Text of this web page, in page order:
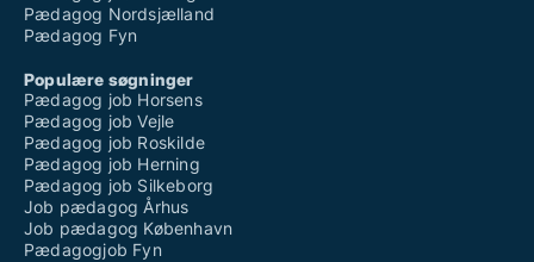
Pædagog Nordsjælland
Pædagog Fyn
Populære søgninger
Pædagog job Horsens
Pædagog job Vejle
Pædagog job Roskilde
Pædagog job Herning
Pædagog job Silkeborg
Job pædagog Århus
Job pædagog København
Pædagogjob Fyn